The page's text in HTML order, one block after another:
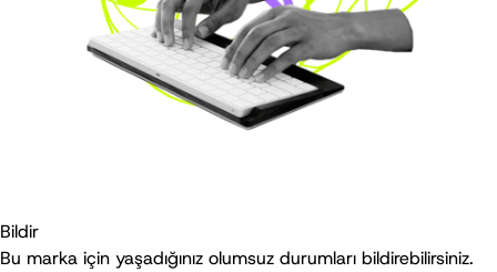
Bildir
Bu marka için yaşadığınız olumsuz durumları bildirebilirsiniz.